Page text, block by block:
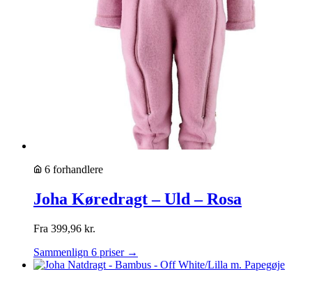
6 forhandlere
Joha Køredragt – Uld – Rosa
Fra 399,96 kr.
Sammenlign 6 priser →